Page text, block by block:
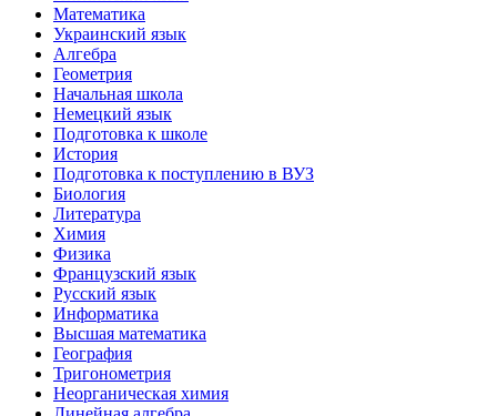
Математика
Украинский язык
Алгебра
Геометрия
Начальная школа
Немецкий язык
Подготовка к школе
История
Подготовка к поступлению в ВУЗ
Биология
Литература
Химия
Физика
Французский язык
Русский язык
Информатика
Высшая математика
География
Тригонометрия
Неорганическая химия